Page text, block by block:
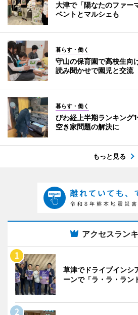
大津で「陽なたのファ
ベントとマルシェも
暮らす・働く
守山の保育園で高校生
読み聞かせで園児と交流
暮らす・働く
びわ経上半期ランキング
空き家問題の解決に
もっと見る
アクセスラン
草津でドライブイン
ーンで「ラ・ラ・ラン